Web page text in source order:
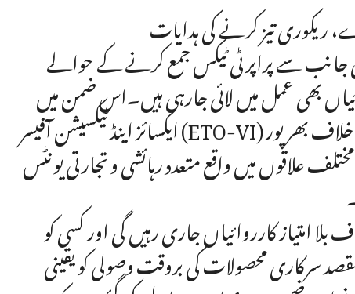
ریکوری تیز کرنے کی ہدایات
کی جانب سے پراپرٹی ٹیکس جمع کرنے کے حوالے
بھی عمل میں لائی جارہی ہیں۔اس ضمن میں
ایکسائز اینڈ ٹیکسیشن آفیسر (ETO-VI) پشاور اعجاز خان کی زیر نگرانی پراپرٹی ٹیکس نادہندگان کے خلاف بھرپور
علاقوں میں واقع متعدد رہائشی و تجارتی یونٹس
امتیاز کارروائیاں جاری رہیں گی اور کسی کو
سرکاری محصولات کی بروقت وصولی کو یقینی